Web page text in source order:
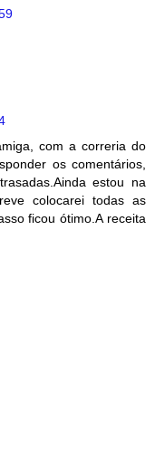
com a correria do
os comentários,
estou na
colocarei todas as
ficou ótimo.A receita